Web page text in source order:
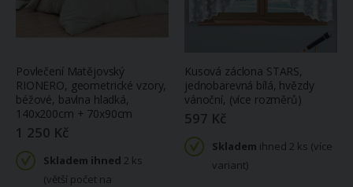
Povlečení Matějovský
RIONERO, geometrické vzory,
béžové, bavlna hladká,
140x200cm + 70x90cm
1 250 Kč
Skladem ihned 2 ks
(větší počet na
Kusová záclona STARS,
jednobarevná bílá, hvězdy
vánoční, (více rozměrů)
597 Kč
Skladem ihned 2 ks (více
variant)